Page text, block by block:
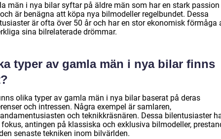
män i nya bilar syftar på äldre män som har en stark
är benägna att köpa nya bilmodeller regelbundet. Dessa
är ofta över 50 år och har en stor ekonomisk förmåga
sina bilrelaterade drömmar.
typer av gamla män i nya bilar finns
olika typer av gamla män i nya bilar baserat på deras
och intressen. Några exempel är samlaren,
och teknikkräsnären. Dessa bilentusiaster
antingen på klassiska och exklusiva bilmodeller,
senaste tekniken inom bilvärlden.